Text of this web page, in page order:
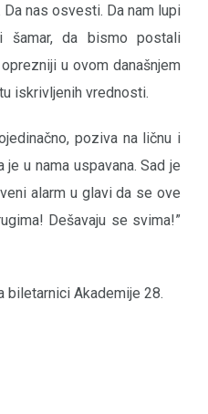
nas osvesti. Da nam lupi
šamar, da bismo postali
u ovom današnjem
iskrivljenih vrednosti.
poziva na ličnu i
u nama uspavana. Sad je
alarm u glavi da se ove
Dešavaju se svima!”
biletarnici Akademije 28.